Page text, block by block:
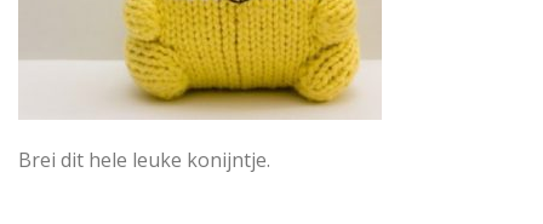
Brei dit hele leuke konijntje.